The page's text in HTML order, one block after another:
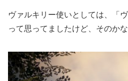
ヴァルキリー使いとしては、「
って思ってましたけど、そのか